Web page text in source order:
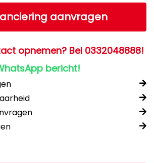
aanvragen
opnemen? Bel 0332048888!
bericht!